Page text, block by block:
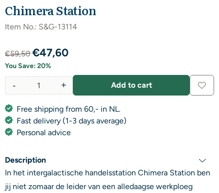
Chimera Station
Item No.: S&G-13114
€59,50 €47,60
You Save:20%
+
- Add to cart
Free shipping from 60,- in NL.
Fast delivery (1-3 days average)
Personal advice
Description
In het intergalactische handelsstation Chimera Station ben
jij niet zomaar de leider van een alledaagse werkploeg